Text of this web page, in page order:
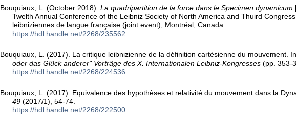
Bouquiaux, L. (October 2018).La quadripartition de la force dans le Specimen dynamicum
Twelth Annual Conference of the Leibniz Society of North America and Thuird
leibniziennes de langue française (joint event), Montréal, Canada.
https://hdl.handle.net/2268/235562
Bouquiaux, L. (2017). La critique leibnizienne de la définition cartésienne du mouvement.
oder das Glück anderer" Vorträge des X. Internationalen Leibniz-Kongresses (pp. 353-
https://hdl.handle.net/2268/224536
Bouquiaux, L. (2017). Equivalence des hypothèses et relativité du mouvement dans la
49 (2017/1), 54-74.
https://hdl.handle.net/2268/222500